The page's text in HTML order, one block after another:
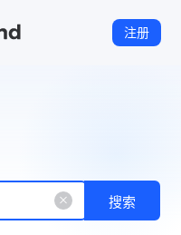
注册
搜索